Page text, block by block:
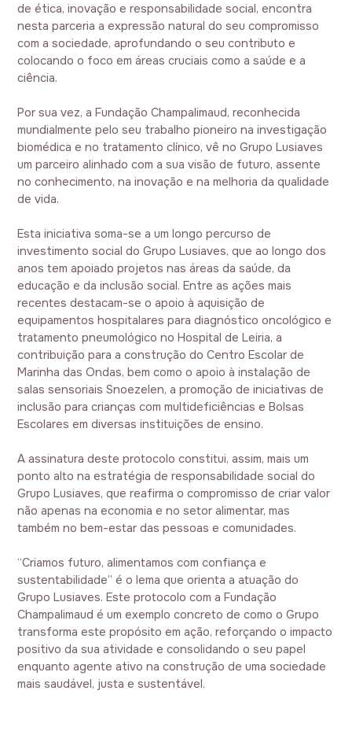
de ética, inovação e responsabilidade social, encontra
nesta parceria a expressão natural do seu compromisso
com a sociedade, aprofundando o seu contributo e
colocando o foco em áreas cruciais como a saúde e a
ciência.
Por sua vez, a Fundação Champalimaud, reconhecida
mundialmente pelo seu trabalho pioneiro na investigação
biomédica e no tratamento clínico, vê no Grupo Lusiaves
um parceiro alinhado com a sua visão de futuro, assente
no conhecimento, na inovação e na melhoria da qualidade
de vida.
Esta iniciativa soma-se a um longo percurso de
investimento social do Grupo Lusiaves, que ao longo dos
anos tem apoiado projetos nas áreas da saúde, da
educação e da inclusão social. Entre as ações mais
recentes destacam-se o apoio à aquisição de
equipamentos hospitalares para diagnóstico oncológico e
tratamento pneumológico no Hospital de Leiria, a
contribuição para a construção do Centro Escolar de
Marinha das Ondas, bem como o apoio à instalação de
salas sensoriais Snoezelen, a promoção de iniciativas de
inclusão para crianças com multideficiências e Bolsas
Escolares em diversas instituições de ensino.
A assinatura deste protocolo constitui, assim, mais um
ponto alto na estratégia de responsabilidade social do
Grupo Lusiaves, que reafirma o compromisso de criar valor
não apenas na economia e no setor alimentar, mas
também no bem-estar das pessoas e comunidades.
“Criamos futuro, alimentamos com confiança e
sustentabilidade” é o lema que orienta a atuação do
Grupo Lusiaves. Este protocolo com a Fundação
Champalimaud é um exemplo concreto de como o Grupo
transforma este propósito em ação, reforçando o impacto
positivo da sua atividade e consolidando o seu papel
enquanto agente ativo na construção de uma sociedade
mais saudável, justa e sustentável.